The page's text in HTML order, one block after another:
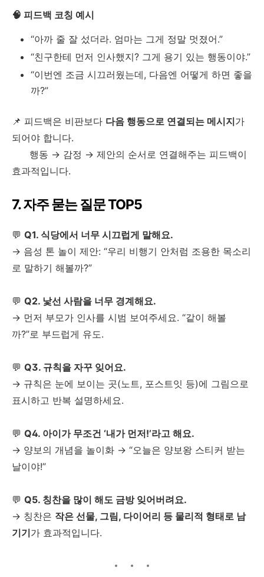
🧠 피드백 코칭 예시
“아까 줄 잘 섰더라. 엄마는 그게 정말 멋졌어.”
“친구한테 먼저 인사했지? 그게 용기 있는 행동이야.”
“이번엔 조금 시끄러웠는데, 다음엔 어떻게 하면 좋을
까?”
📌 피드백은 비판보다 다음 행동으로 연결되는 메시지가
되어야 합니다.
행동 → 감정 → 제안의 순서로 연결해주는 피드백이
효과적입니다.
7. 자주 묻는 질문 TOP5
💬 Q1. 식당에서 너무 시끄럽게 말해요.
→ 음성 톤 놀이 제안: “우리 비행기 안처럼 조용한 목소리
로 말하기 해볼까?”
💬 Q2. 낯선 사람을 너무 경계해요.
→ 먼저 부모가 인사를 시범 보여주세요. “같이 해볼
까?”로 부드럽게 유도.
💬 Q3. 규칙을 자꾸 잊어요.
→ 규칙은 눈에 보이는 곳(노트, 포스트잇 등)에 그림으로
표시하고 반복 설명하세요.
💬 Q4. 아이가 무조건 ‘내가 먼저!’라고 해요.
→ 양보의 개념을 놀이화 → “오늘은 양보왕 스티커 받는
날이야!”
💬 Q5. 칭찬을 많이 해도 금방 잊어버려요.
→ 칭찬은 작은 선물, 그림, 다이어리 등 물리적 형태로 남
기기가 효과적입니다.